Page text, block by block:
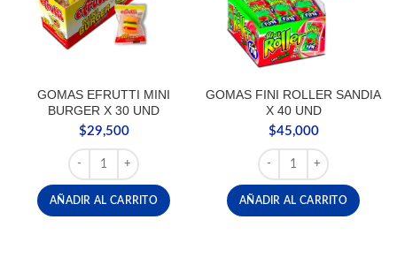
GOMAS EFRUTTI MINI
BURGER X 30 UND
$29,500
GOMAS EFRUTTI MINI BURGER X 30 UND cantidad
AÑADIR AL CARRITO
GOMAS FINI ROLLER SANDIA
X 40 UND
$45,000
GOMAS FINI ROLLER
AÑADIR AL CARRITO